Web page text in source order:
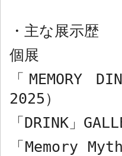
・ 主な展示歴
個展
「 MEMORY
2025 ）
「 DRINK 」
「 Memory